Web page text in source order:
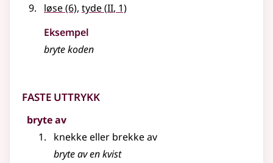
løse(6), tyde(2
II, 1)
Eksempel
bryte koden
Faste uttrykk
bryte av
knekke eller brekke av
bryte av en kvist